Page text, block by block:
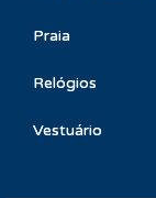
Praia
Relógios
Vestuário